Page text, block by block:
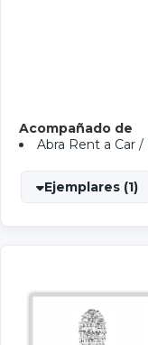
Acompañado de
Abra Rent a Car /
Ejemplares (1)